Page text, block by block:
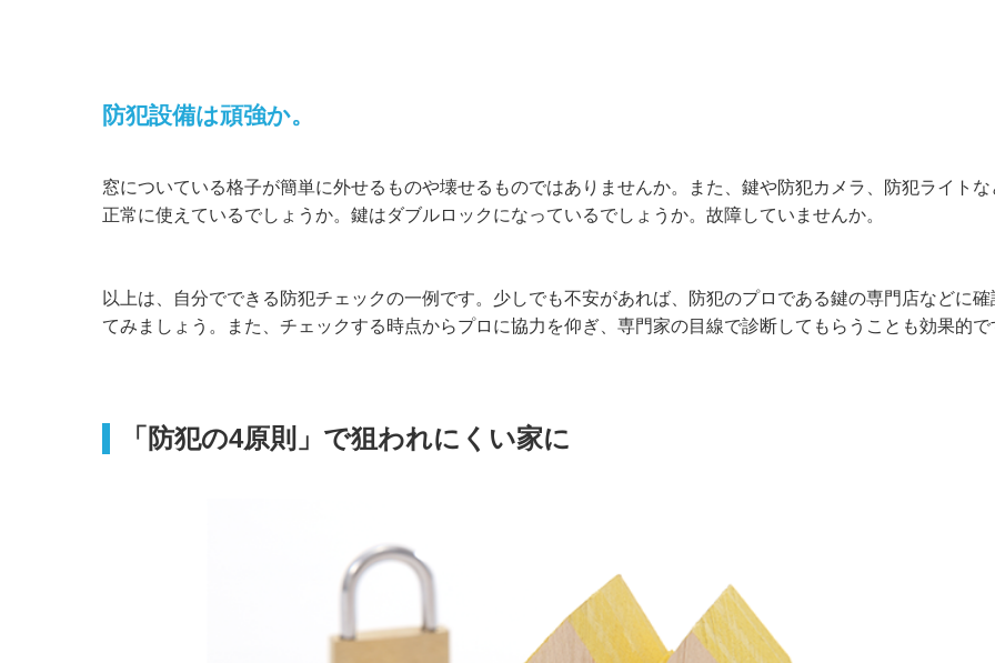
防犯設備は頑強か。
窓についている格子が簡単に外せるものや壊せるものではありませんか。また、鍵や防犯カメラ、防犯ライトな
正常に使えているでしょうか。鍵はダブルロックになっているでしょうか。故障していませんか。
以上は、自分でできる防犯チェックの一例です。少しでも不安があれば、防犯のプロである鍵の専門店などに確
てみましょう。また、チェックする時点からプロに協力を仰ぎ、専門家の目線で診断してもらうことも効果的で
「防犯の4原則」で狙われにくい家に